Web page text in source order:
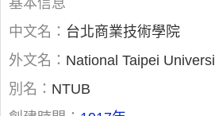
基本信息
中文名： 台北商業技術學院
外文名： National Taipei
別名： NTUB